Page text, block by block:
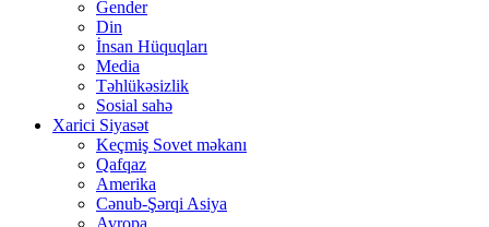
Gender
Din
İnsan Hüquqları
Media
Təhlükəsizlik
Sosial sahə
Xarici Siyasət
Keçmiş Sovet məkanı
Qafqaz
Amerika
Cənub-Şərqi Asiya
Avropa